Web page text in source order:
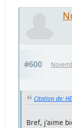
#600
Citation de:
Bref, j'aime